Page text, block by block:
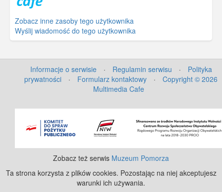
Zobacz inne zasoby tego użytkownika
Wyślij wiadomość do tego użytkownika
Informacje o serwisie · Regulamin serwisu ·
Polityka
prywatności
· Formularz kontaktowy ·
Copyright © 2026
Multimedia Cafe
Zobacz też serwis Muzeum Pomorza
Ta strona korzysta z plików cookies. Pozostając na niej akceptujesz
warunki ich używania.